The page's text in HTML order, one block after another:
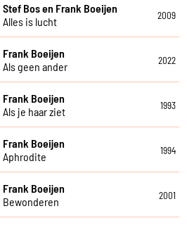
Stef Bos en Frank Boeijen
Alles is lucht
2009
Frank Boeijen
Als geen ander
2022
Frank Boeijen
Als je haar ziet
1993
Frank Boeijen
Aphrodite
1994
Frank Boeijen
Bewonderen
2001